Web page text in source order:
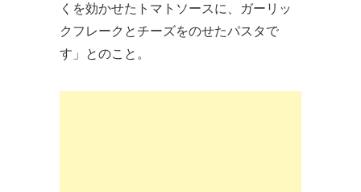
くを効かせたトマトソースに、ガーリッ
クフレークとチーズをのせたパスタで
す」とのこと。